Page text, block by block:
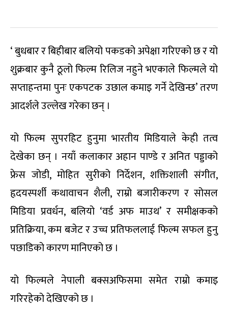
‘ बुधबार र बिहीबार बलियो पकडको अपेक्षा गरिएको छ र यो
शुक्रबार कुनै ठूलो फिल्म रिलिज नहुने भएकाले फिल्मले यो
सप्ताहन्तमा पुनः एकपटक उछाल कमाइ गर्ने देखिन्छ’ तरण
आदर्शले उल्लेख गरेका छन् ।
यो फिल्म सुपरहिट हुनुमा भारतीय मिडियाले केही तत्व
देखेका छन् । नयाँ कलाकार अहान पाण्डे र अनित पड्डाको
फ्रेस जोडी, मोहित सुरीको निर्देशन, शक्तिशाली संगीत,
हृदयस्पर्शी कथावाचन शैली, राम्रो बजारीकरण र सोसल
मिडिया प्रवर्धन, बलियो ‘वर्ड अफ माउथ’ र समीक्षकको
प्रतिक्रिया, कम बजेट र उच्च प्रतिफललाई फिल्म सफल हुनु
पछाडिको कारण मानिएको छ ।
यो फिल्मले नेपाली बक्सअफिसमा समेत राम्रो कमाइ
गरिरहेको देखिएको छ ।